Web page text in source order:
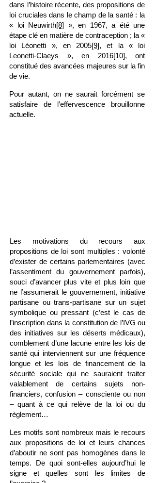
dans l’histoire récente, des propositions de
loi cruciales dans le champ de la santé : la
« loi Neuwirth[8] », en 1967, a été une
étape clé en matière de contraception ; la «
loi Léonetti », en 2005[9], et la « loi
Leonetti-Claeys », en 2016[10], ont
constitué des avancées majeures sur la fin
de vie.
Pour autant, on ne saurait forcément se
satisfaire de l’effervescence brouillonne
actuelle.
Les motivations du recours aux
propositions de loi sont multiples : volonté
d’exister de certains parlementaires (avec
l’assentiment du gouvernement parfois),
souci d’avancer plus vite et plus loin que
ne l’assumerait le gouvernement, initiative
partisane ou trans-partisane sur un sujet
symbolique ou pressant (c’est le cas de
l’inscription dans la constitution de l’IVG ou
des initiatives sur les déserts médicaux),
comblement d’une lacune entre les lois de
santé qui interviennent sur une fréquence
longue et les lois de financement de la
sécurité sociale qui ne sauraient traiter
valablement de certains sujets non-
financiers, confusion – consciente ou non
– quant à ce qui relève de la loi ou du
règlement…
Les motifs sont nombreux mais le recours
aux propositions de loi et leurs chances
d’aboutir ne sont pas homogènes dans le
temps. De quoi sont-elles aujourd’hui le
signe et quelles sont les limites de